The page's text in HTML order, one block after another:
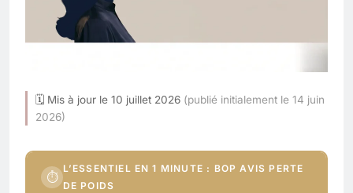
🗓 Mis à jour le 10 juillet 2026 (publié initialement le 14 juin
2026)
⏱
L’ESSENTIEL EN 1 MINUTE : BOP AVIS PERTE
DE POIDS